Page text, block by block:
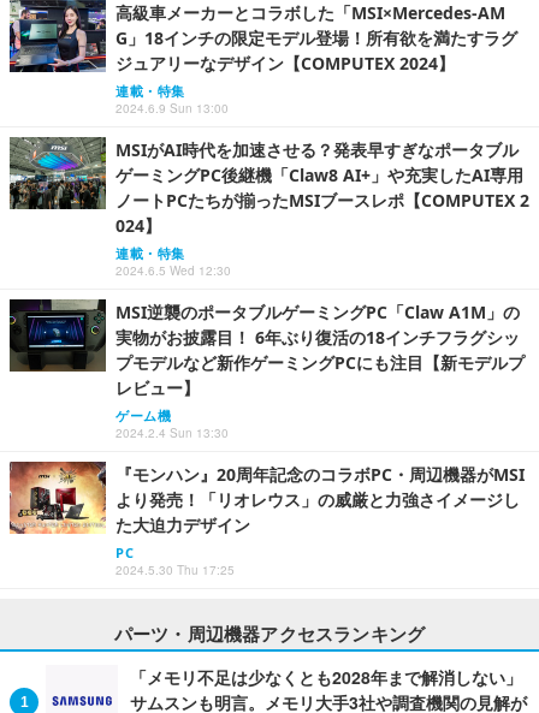
高級車メーカーとコラボした「MSI×Mercedes-AM
G」18インチの限定モデル登場！所有欲を満たすラグ
ジュアリーなデザイン【COMPUTEX 2024】
連載・特集
2024.6.9 Sun 13:00
MSIがAI時代を加速させる？発表早すぎなポータブル
ゲーミングPC後継機「Claw8 AI+」や充実したAI専用
ノートPCたちが揃ったMSIブースレポ【COMPUTEX 2
024】
連載・特集
2024.6.5 Wed 12:30
MSI逆襲のポータブルゲーミングPC「Claw A1M」の
実物がお披露目！ 6年ぶり復活の18インチフラグシッ
プモデルなど新作ゲーミングPCにも注目【新モデルプ
レビュー】
ゲーム機
2024.2.4 Sun 13:30
『モンハン』20周年記念のコラボPC・周辺機器がMSI
より発売！「リオレウス」の威厳と力強さイメージし
た大迫力デザイン
PC
2024.5.30 Thu 17:25
パーツ・周辺機器アクセスランキング
「メモリ不足は少なくとも2028年まで解消しない」
サムスンも明言。メモリ大手3社や調査機関の見解が